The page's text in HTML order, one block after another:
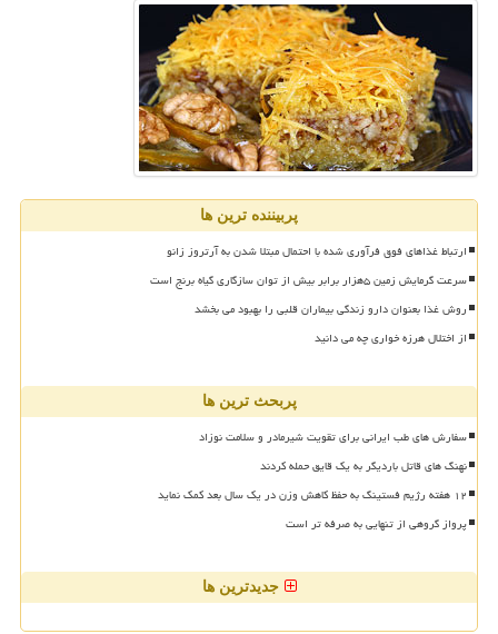
پربیننده ترین ها
ارتباط غذاهای فوق فرآوری شده با احتمال مبتلا شدن به آرتروز زانو
سرعت گرمایش زمین ۵هزار برابر بیش از توان سازگاری گیاه برنج است
روش غذا بعنوان دارو زندگی بیماران قلبی را بهبود می بخشد
از اختلال هرزه خواری چه می دانید
پربحث ترین ها
سفارش های طب ایرانی برای تقویت شیرمادر و سلامت نوزاد
نهنگ های قاتل باردیگر به یک قایق حمله کردند
۱۲ هفته رژیم فستینگ به حفظ کاهش وزن در یک سال بعد کمک نماید
پرواز گروهی از تنهایی به صرفه تر است
جدیدترین ها